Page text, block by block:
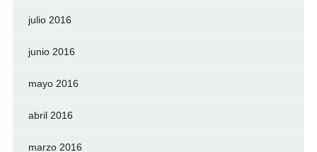
julio 2016
junio 2016
mayo 2016
abril 2016
marzo 2016